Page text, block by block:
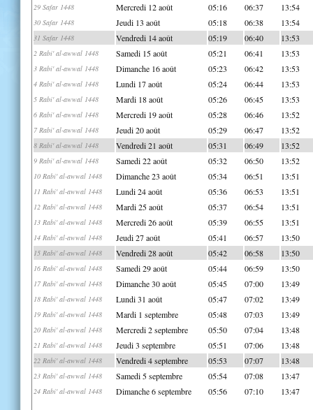
29 Safar 1448 Mercredi 12 août 05:16 06:37 13:54
30 Safar 1448 Jeudi 13 août 05:18 06:38 13:54
31 Safar 1448 Vendredi 14 août 05:19 06:40 13:53
2 Rabi' al-awwal 1448 Samedi 15 août 05:21 06:41 13:53
3 Rabi' al-awwal 1448 Dimanche 16 août 05:23 06:42 13:53
4 Rabi' al-awwal 1448 Lundi 17 août 05:24 06:44 13:53
5 Rabi' al-awwal 1448 Mardi 18 août 05:26 06:45 13:53
6 Rabi' al-awwal 1448 Mercredi 19 août 05:28 06:46 13:52
7 Rabi' al-awwal 1448 Jeudi 20 août 05:29 06:47 13:52
8 Rabi' al-awwal 1448 Vendredi 21 août 05:31 06:49 13:52
9 Rabi' al-awwal 1448 Samedi 22 août 05:32 06:50 13:52
10 Rabi' al-awwal 1448 Dimanche 23 août 05:34 06:51 13:51
11 Rabi' al-awwal 1448 Lundi 24 août 05:36 06:53 13:51
12 Rabi' al-awwal 1448 Mardi 25 août 05:37 06:54 13:51
13 Rabi' al-awwal 1448 Mercredi 26 août 05:39 06:55 13:51
14 Rabi' al-awwal 1448 Jeudi 27 août 05:41 06:57 13:50
15 Rabi' al-awwal 1448 Vendredi 28 août 05:42 06:58 13:50
16 Rabi' al-awwal 1448 Samedi 29 août 05:44 06:59 13:50
17 Rabi' al-awwal 1448 Dimanche 30 août 05:45 07:00 13:49
18 Rabi' al-awwal 1448 Lundi 31 août 05:47 07:02 13:49
19 Rabi' al-awwal 1448 Mardi 1 septembre 05:48 07:03 13:49
20 Rabi' al-awwal 1448 Mercredi 2 septembre 05:50 07:04 13:48
21 Rabi' al-awwal 1448 Jeudi 3 septembre 05:51 07:06 13:48
22 Rabi' al-awwal 1448 Vendredi 4 septembre 05:53 07:07 13:48
23 Rabi' al-awwal 1448 Samedi 5 septembre 05:54 07:08 13:47
24 Rabi' al-awwal 1448 Dimanche 6 septembre 05:56 07:10 13:47